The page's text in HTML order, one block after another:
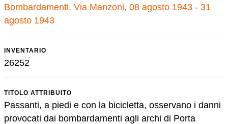
Bombardamenti. Via Manzoni, 08 agosto 1943 - 31
agosto 1943
INVENTARIO
26252
TITOLO ATTRIBUITO
Passanti, a piedi e con la bicicletta, osservano i danni
provocati dai bombardamenti agli archi di Porta